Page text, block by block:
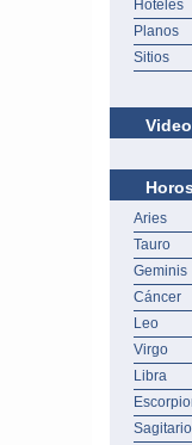
Hoteles
Planos
Sitios
Aries
Tauro
Geminis
Cáncer
Leo
Virgo
Libra
Sagitario